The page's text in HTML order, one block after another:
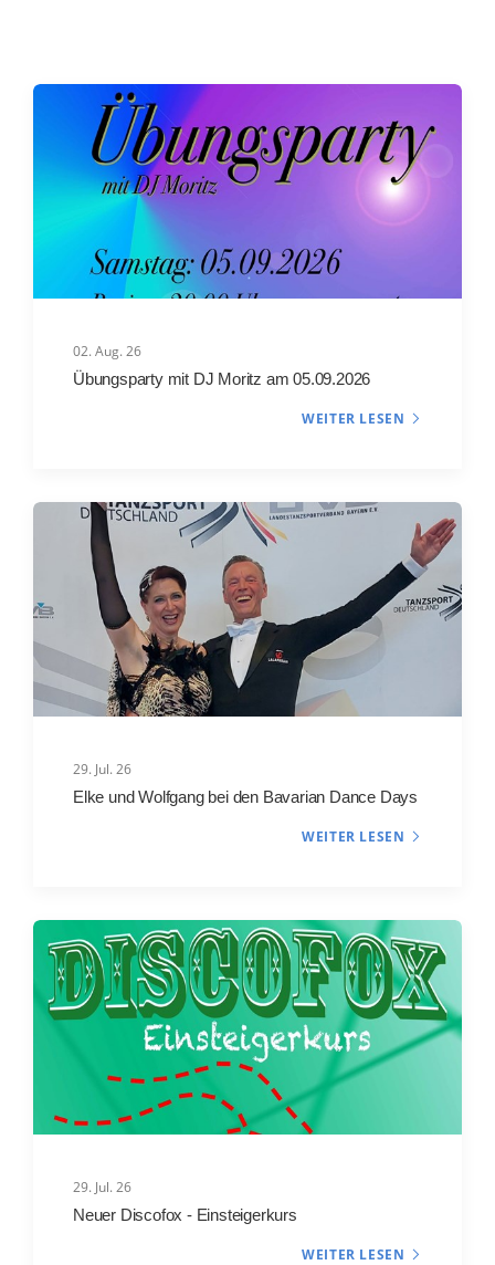
02. Aug. 26
Übungsparty mit DJ Moritz am 05.09.2026
WEITER LESEN
29. Jul. 26
Elke und Wolfgang bei den Bavarian Dance Days
WEITER LESEN
29. Jul. 26
Neuer Discofox - Einsteigerkurs
WEITER LESEN